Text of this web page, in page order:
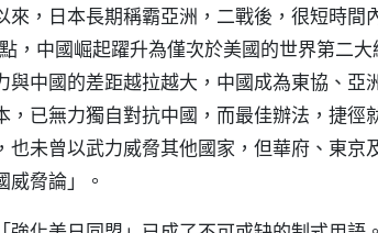
來，日本長期稱霸亞洲，二戰後，很短時間
，中國崛起躍升為僅次於美國的世界第二
與中國的差距越拉越大，中國成為東協、亞
已無力獨自對抗中國，而最佳辦法，捷徑
也未曾以武力威脅其他國家，但華府、東京
脅論」。